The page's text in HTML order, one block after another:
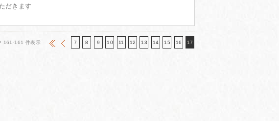
だきます
161-161 件表示 7 8 9 10 11 12 13 14 15 16 17